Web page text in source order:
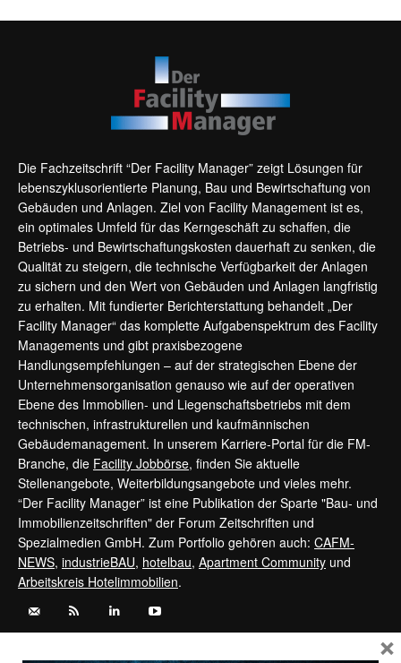
Die Fachzeitschrift “Der Facility Manager” zeigt Lösungen für
lebenszyklusorientierte Planung, Bau und Bewirtschaftung von
Gebäuden und Anlagen. Ziel von Facility Management ist es,
ein optimales Umfeld für das Kerngeschäft zu schaffen, die
Betriebs- und Bewirtschaftungskosten dauerhaft zu senken, die
Qualität zu steigern, die technische Verfügbarkeit der Anlagen
zu sichern und den Wert von Gebäuden und Anlagen langfristig
zu erhalten. Mit fundierter Berichterstattung behandelt „Der
Facility Manager“ das komplette Aufgabenspektrum des Facility
Managements und gibt praxisbezogene
Handlungsempfehlungen – auf der strategischen Ebene der
Unternehmensorganisation genauso wie auf der operativen
Ebene des Immobilien- und Liegenschaftsbetriebs mit dem
technischen, infrastrukturellen und kaufmännischen
Gebäudemanagement. In unserem Karriere-Portal für die FM-
Branche, die Facility Jobbörse, finden Sie aktuelle
Stellenangebote, Weiterbildungsangebote und vieles mehr.
“Der Facility Manager” ist eine Publikation der Sparte "Bau- und
Immobilienzeitschriften" der Forum Zeitschriften und
Spezialmedien GmbH. Zum Portfolio gehören auch: CAFM-
NEWS, industrieBAU, hotelbau, Apartment Community und
Arbeitskreis Hotelimmobilien.
Kontaktieren Sie uns:service@forum-zeitschriften.de ×